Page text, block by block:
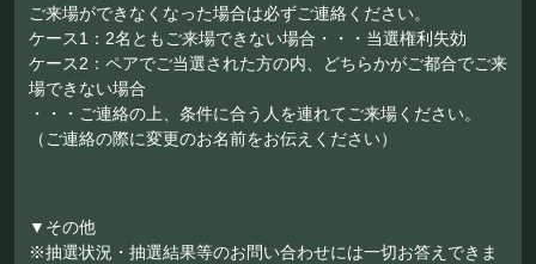
ご来場ができなくなった場合は必ずご連絡ください。
ケース1：2名ともご来場できない場合・・・当選権利失効
ケース2：ペアでご当選された方の内、どちらかがご都合でご来
場できない場合
・・・ご連絡の上、条件に合う人を連れてご来場ください。
（ご連絡の際に変更のお名前をお伝えください）
▼その他
※抽選状況・抽選結果等のお問い合わせには一切お答えできま